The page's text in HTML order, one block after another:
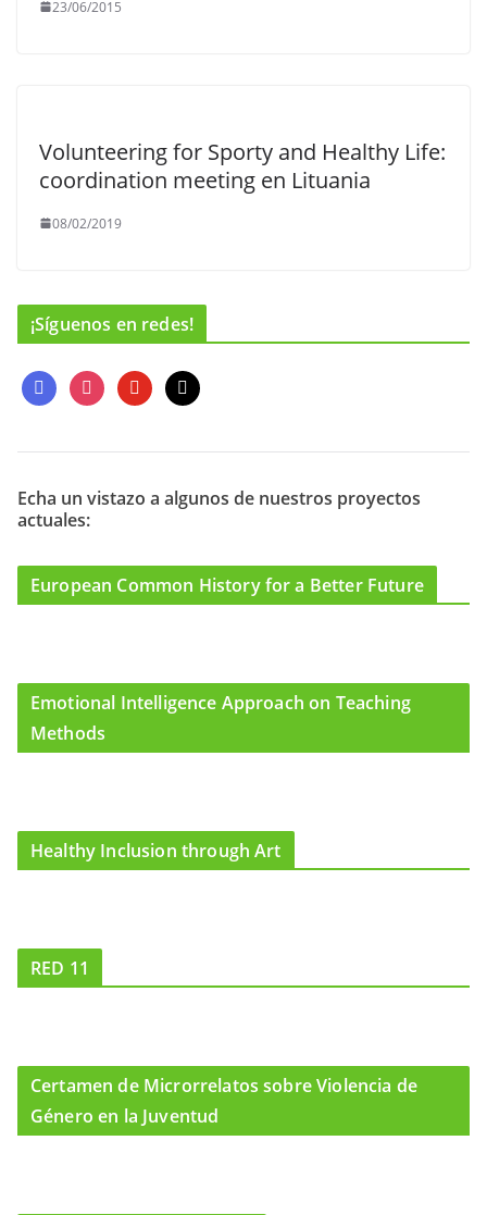
23/06/2015
Volunteering for Sporty and Healthy Life:
coordination meeting en Lituania
08/02/2019
¡Síguenos en redes!
f
a
e
o
o
i
n
t
g
r
m
y
o
t
b
m
a
l
Echa un vistazo a algunos de nuestros proyectos
actuales:
European Common History for a Better Future
Emotional Intelligence Approach on Teaching
Methods
Healthy Inclusion through Art
RED 11
Certamen de Microrrelatos sobre Violencia de
Género en la Juventud